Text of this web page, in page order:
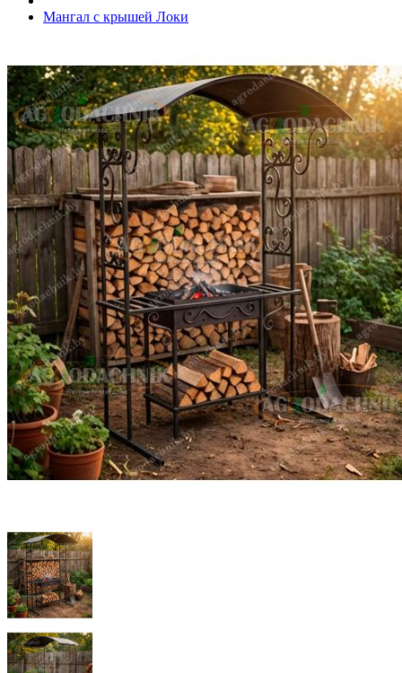
Мангал с крышей Локи